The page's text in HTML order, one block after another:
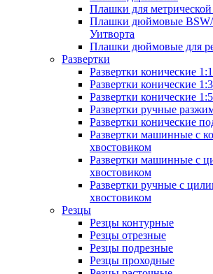
Плашки для
Плашки дюймовые BSW/
Уитворта
Плашки дюймовые для
Развертки
Развертки конические
Развертки конические
Развертки конические
Развертки ручные
Развертки конические
Развертки машинные с
хвостовиком
Развертки машинные с
хвостовиком
Развертки ручные с
хвостовиком
Резцы
Резцы контурные
Резцы отрезные
Резцы подрезные
Резцы проходные